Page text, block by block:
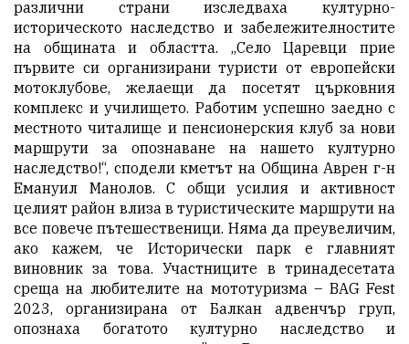
различни страни изследваха културно-
историческото наследство и забележителностите
на общината и областта. „Село Царевци прие
първите си организирани туристи от европейски
мотоклубове, желаещи да посетят църковния
комплекс и училището. Работим успешно заедно с
местното читалище и пенсионерския клуб за нови
маршрути за опознаване на нашето културно
наследство!“, сподели кметът на Община Аврен г-н
Емануил Манолов. С общи усилия и активност
целият район влиза в туристическите маршрути на
все повече пътешественици. Няма да преувеличим,
ако кажем, че Исторически парк е главният
виновник за това. Участниците в тринадесетата
среща на любителите на мототуризма – BAG Fest
2023, организирана от Балкан адвенчър груп,
опознаха богатото културно наследство и